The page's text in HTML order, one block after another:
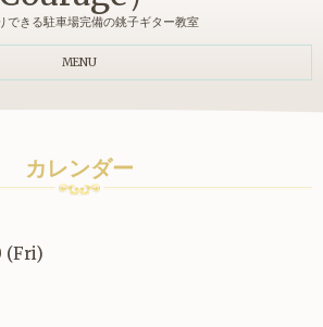
できる駐車場完備の銚子ギター教室
MENU
カレンダー
(Fri)